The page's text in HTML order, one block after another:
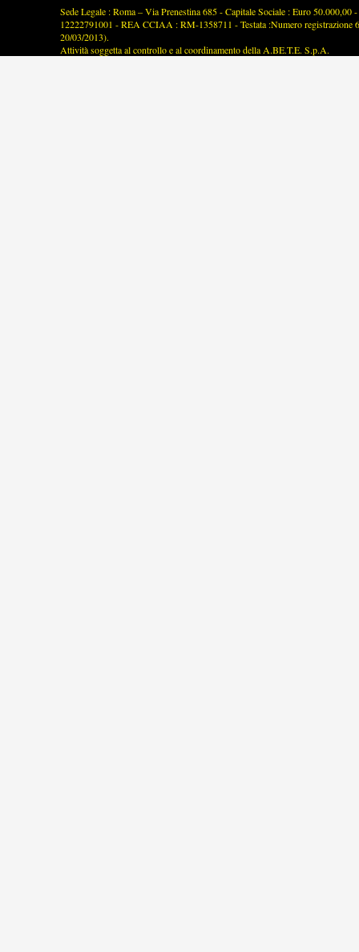
Sede Legale : Roma – Via Prenestina 685 - Capitale Sociale : Euro
12222791001 - REA CCIAA : RM-1358711 - Testata :Numero registrazione
20/03/2013).
Attività soggetta al controllo e al coordinamento della A.BE.T.E. S.p.A.